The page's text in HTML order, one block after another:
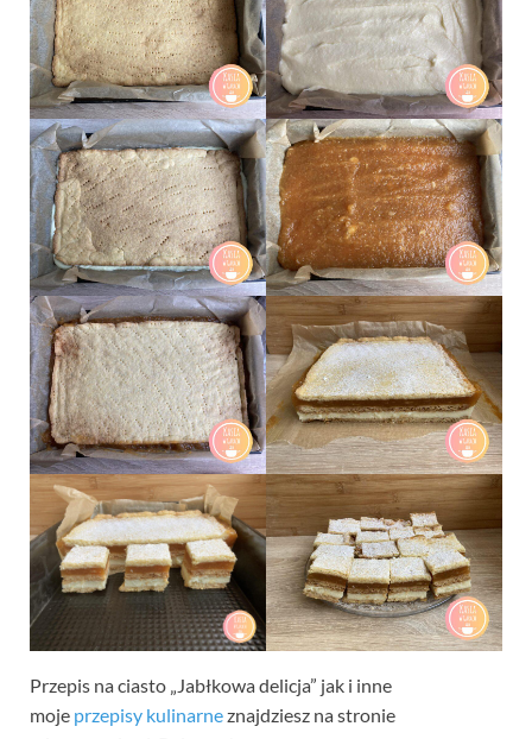
Przepis na ciasto „Jabłkowa delicja” jak i inne
moje przepisy kulinarneznajdziesz na stronie